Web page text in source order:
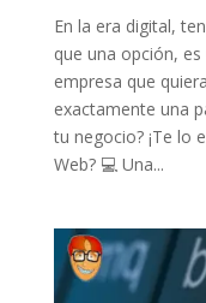
En la era digital,
que una opción,
empresa que
exactamente una
tu negocio? ¡Te lo
Web? 💻 Una...